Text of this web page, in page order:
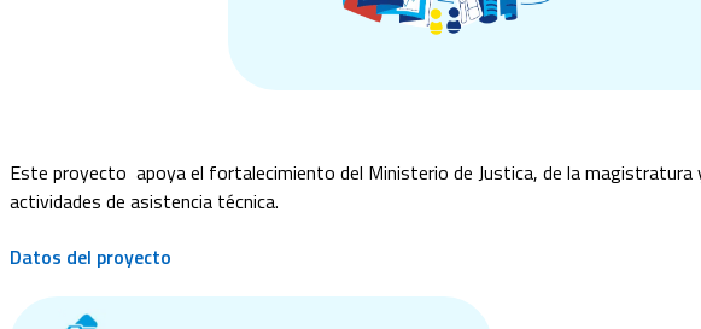
Este proyecto apoya el fortalecimiento del Ministerio de Justica, de la magistratura
actividades de asistencia técnica.
Datos del proyecto